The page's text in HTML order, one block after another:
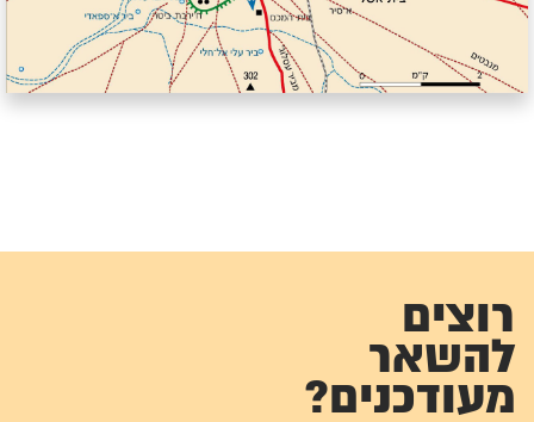
רוצים
להשאר
מעודכנים?